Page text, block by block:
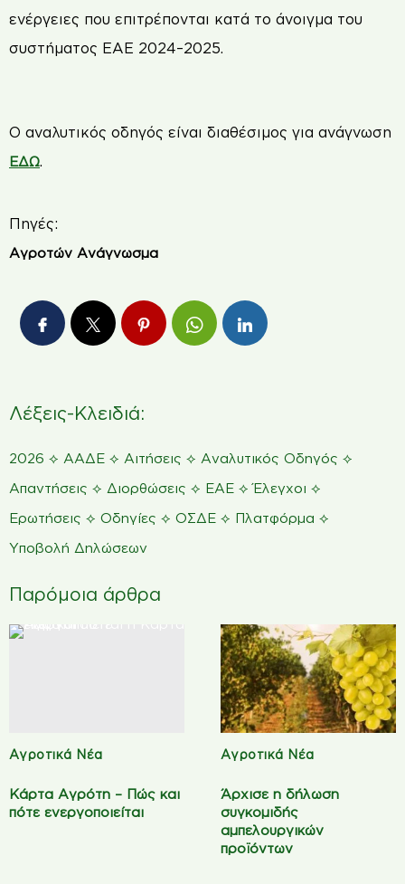
ενέργειες που επιτρέπονται κατά το άνοιγμα του
συστήματος ΕΑΕ 2024–2025.
Ο αναλυτικός οδηγός είναι διαθέσιμος για ανάγνωση
ΕΔΩ.
Πηγές:
Αγροτών Ανάγνωσμα
Λέξεις-Κλειδιά:
2026 ⟡ ΑΑΔΕ ⟡ Αιτήσεις ⟡ Αναλυτικός Οδηγός ⟡
Απαντήσεις ⟡ Διορθώσεις ⟡ ΕΑΕ ⟡Έλεγχοι ⟡
Ερωτήσεις ⟡ Οδηγίες ⟡ ΟΣΔΕ ⟡ Πλατφόρμα ⟡
Υποβολή Δηλώσεων
Παρόμοια άρθρα
Αγροτικά Νέα
Κάρτα Αγρότη – Πώς και
πότε ενεργοποιείται
Αγροτικά Νέα
Άρχισε η δήλωση
συγκομιδής
αμπελουργικών
προϊόντων